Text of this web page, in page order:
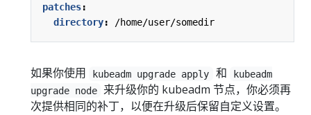
patches:
directory: /home/user/somedir
如果你使用 kubeadm upgrade apply 和
kubeadm
upgrade node
来升级你的 kubeadm 节点，你必须再
次提供相同的补丁，以便在升级后保留自定义设置。